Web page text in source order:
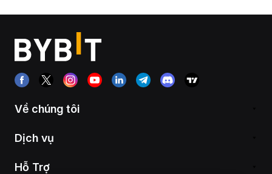
Về chúng tôi
Dịch vụ
Hỗ Trợ